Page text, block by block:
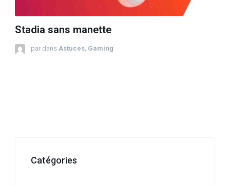
Stadia sans manette
par dans Astuces, Gaming
Catégories